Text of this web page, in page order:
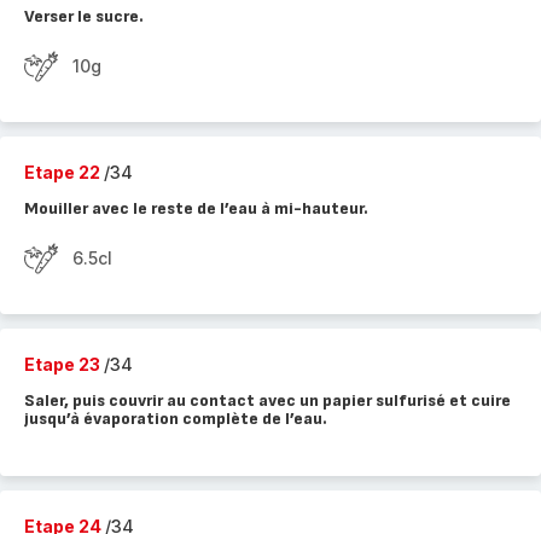
Verser le sucre.
10g
Etape 22 /34
Mouiller avec le reste de l’eau à mi-hauteur.
6.5cl
Etape 23 /34
Saler, puis couvrir au contact avec un papier sulfurisé et cuire
jusqu’à évaporation complète de l’eau.
Etape 24 /34